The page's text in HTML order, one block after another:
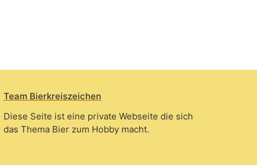
Team Bierkreiszeichen
Diese Seite ist eine private Webseite die sich
das Thema Bier zum Hobby macht.